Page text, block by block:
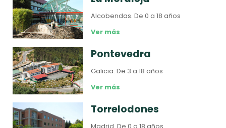
Alcobendas.De 0 a 18 años
Ver más
Pontevedra
Galicia.De 3 a 18 años
Ver más
Torrelodones
Madrid.De 0 a 18 años